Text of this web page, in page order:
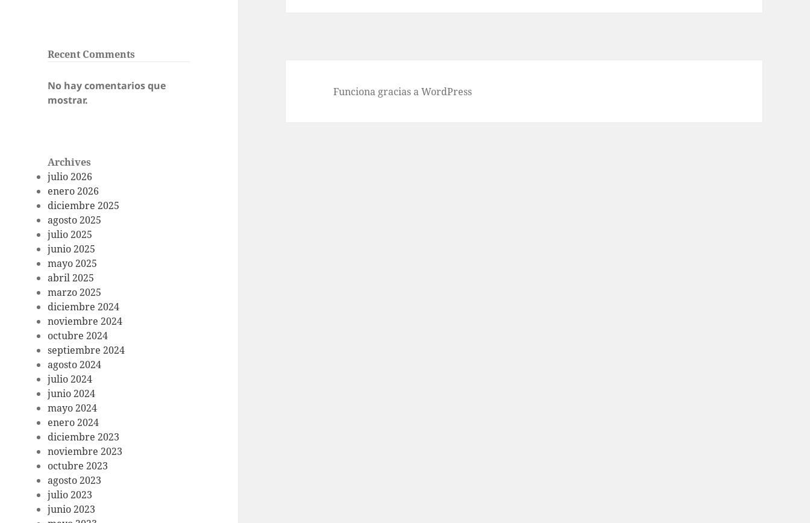
Recent Comments
No hay comentarios que
mostrar.
Archives
julio 2026
enero 2026
diciembre 2025
agosto 2025
julio 2025
junio 2025
mayo 2025
abril 2025
marzo 2025
diciembre 2024
noviembre 2024
octubre 2024
septiembre 2024
agosto 2024
julio 2024
junio 2024
mayo 2024
enero 2024
diciembre 2023
noviembre 2023
octubre 2023
agosto 2023
julio 2023
junio 2023
Funciona gracias a WordPress